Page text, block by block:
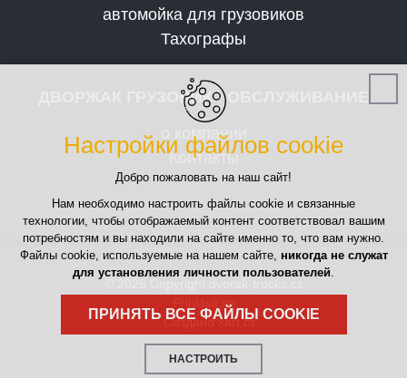
автомойка для грузовиков
Тахографы
ДВОРЖАК ГРУЗОВИК - ОБСЛУЖИВАНИЕ
о компании
Контакты
Přihlásit se
Создано xart.cz
Настройки файлов cookie
Добро пожаловать на наш сайт!
Нам необходимо настроить файлы cookie и связанные
технологии, чтобы отображаемый контент соответствовал вашим
потребностям и вы находили на сайте именно то, что вам нужно.
Файлы cookie, используемые на нашем сайте, никогда не служат
для установления личности пользователей.
ПРИНЯТЬ ВСЕ ФАЙЛЫ COOKIE
НАСТРОИТЬ